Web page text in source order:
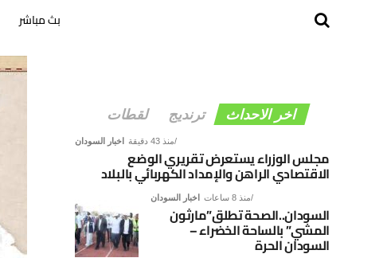
بث مباشر
اخر الاحداث ترنديج لقطات
اخبار السودان منذ 43 دقيقة
مجلس الوزراء يستعرض تقريري الوضع
الاقتصادي الراهن والإمداد الكهربائي بالبلاد
اخبار السودان منذ 8 ساعات
السودان..الصحة تطلق”مارثون
المشي” بالساحة الخضراء –
السودان الحرة